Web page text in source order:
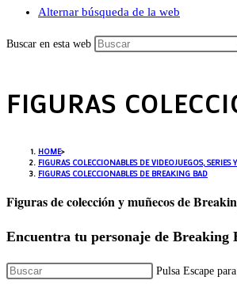
Alternar búsqueda de la web
Buscar en esta web
FIGURAS
HOME>
FIGURAS COLECCIONABLES DE VIDEOJUEGOS, SERIES
FIGURAS COLECCIONABLES DE BREAKING BAD
Figuras de colección y muñecos de
Encuentra tu personaje de Breaking
Pulsa Escape